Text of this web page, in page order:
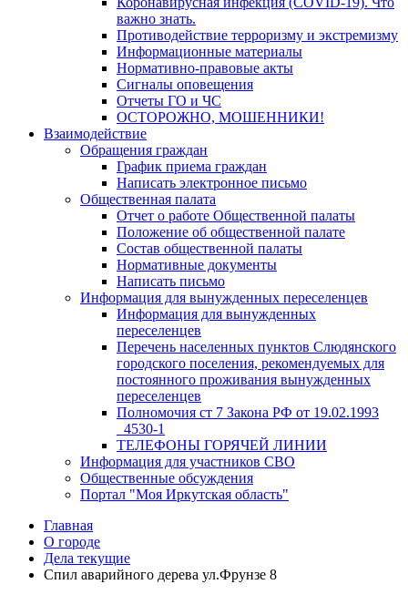
важно знать.
Противодействие терроризму и экстремизму
Информационные материалы
Нормативно-правовые акты
Сигналы оповещения
Отчеты ГО и ЧС
ОСТОРОЖНО, МОШЕННИКИ!
Взаимодействие
Обращения граждан
График приема граждан
Написать электронное письмо
Общественная палата
Отчет о работе Общественной палаты
Положение об общественной палате
Состав общественной палаты
Нормативные документы
Написать письмо
Информация для вынужденных переселенцев
Информация для вынужденных
переселенцев
Перечень населенных пунктов Слюдянского
городского поселения, рекомендуемых для
постоянного проживания вынужденных
переселенцев
Полномочия ст 7 Закона РФ от 19.02.1993
_4530-1
ТЕЛЕФОНЫ ГОРЯЧЕЙ ЛИНИИ
Информация для участников СВО
Общественные обсуждения
Портал "Моя Иркутская область"
Главная
О городе
Дела текущие
Спил аварийного дерева ул.Фрунзе 8